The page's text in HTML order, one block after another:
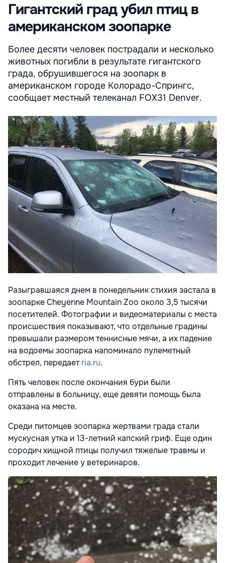
Гигантский град убил птиц в
американском зоопарке
Более десяти человек пострадали и несколько
животных погибли в результате гигантского
града, обрушившегося на зоопарк в
американском городе Колорадо-Спрингс,
сообщает местный телеканал FOX31 Denver.
Разыгравшаяся днем в понедельник стихия застала в
зоопарке Cheyenne Mountain Zoo около 3,5 тысячи
посетителей. Фотографии и видеоматериалы с места
происшествия показывают, что отдельные градины
превышали размером теннисные мячи, а их падение
на водоемы зоопарка напоминало пулеметный
обстрел, передаетria.ru.
Пять человек после окончания бури были
отправлены в больницу, еще девяти помощь была
оказана на месте.
Среди питомцев зоопарка жертвами града стали
мускусная утка и 13-летний капский гриф. Еще один
сородич хищной птицы получил тяжелые травмы и
проходит лечение у ветеринаров.